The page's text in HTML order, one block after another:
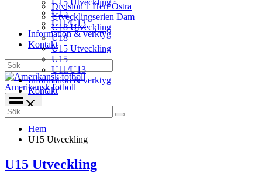
U15 Utveckling
U15
U11/U13
Information & verktyg
Kontakt
Sök
Amerikansk fotboll
Division 1 Herr Östra
Utvecklingserien Dam
U18 Utveckling
U18
U15 Utveckling
U15
U11/U13
Information & verktyg
Kontakt
Search
for:
Hem
U15 Utveckling
U15 Utveckling